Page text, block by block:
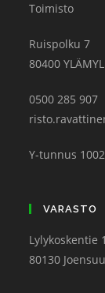
Toimisto
Ruispolku 7
80400
0500 285 907
Y-tunnus
VARASTO
Lylykoskentie
80130 Joensuu